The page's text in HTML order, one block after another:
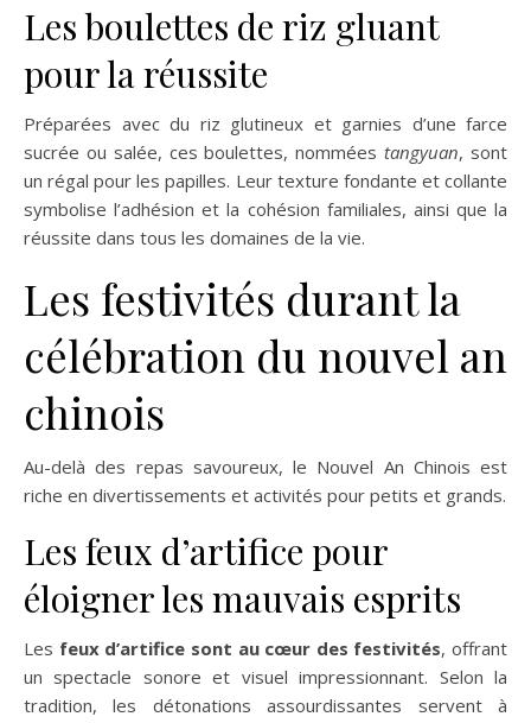
Les boulettes de riz gluant
pour la réussite
Préparées avec du riz glutineux et garnies d’une farce
sucrée ou salée, ces boulettes, nomméestangyuan, sont
un régal pour les papilles. Leur texture fondante et collante
symbolise l’adhésion et la cohésion familiales, ainsi que la
réussite dans tous les domaines de la vie.
Les festivités durant la
célébration du nouvel an
chinois
Au-delà des repas savoureux, le Nouvel An Chinois est
riche en divertissements et activités pour petits et grands.
Les feux d’artifice pour
éloigner les mauvais esprits
Les feux d’artifice sont au cœur des festivités, offrant
un spectacle sonore et visuel impressionnant. Selon la
tradition, les détonations assourdissantes servent à